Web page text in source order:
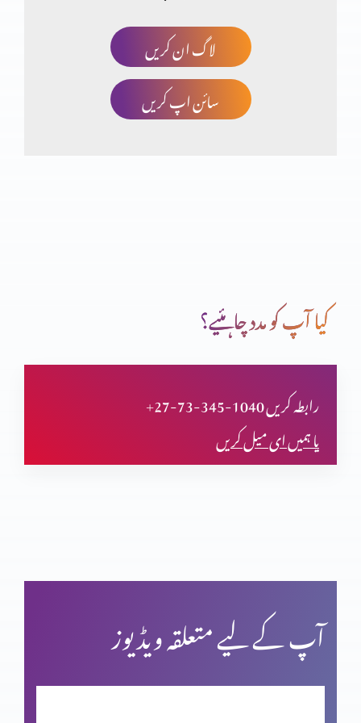
خدا کا منضوبہ
دعا (حصہ اول)
مسیحی مردم شماری اور ہماری زمہ داری
بائبل کی صداقت اور حقّانیَّت (حصہ 3)
لاگ ان کریں
سائن اپ کریں
کیا آپ کو مدد چاہئیے؟
+27-73-345-1040 رابطہ کریں
یا ہمیں ای میل کریں
آپ کے لیے متعلقہ ویڈیوز